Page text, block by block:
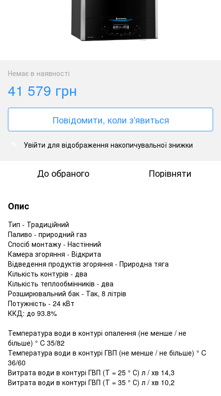
Немає в наявності
41 579 грн
Повідомити, коли з'явиться
Увійти для відображення накопичувальної знижки
До обраного Порівняти
Опис
Тип - Традиційний
Паливо - природний газ
Спосіб монтажу - Настінний
Камера згоряння - Відкрита
Відведення продуктів згоряння - Природна тяга
Кількість контурів - два
Кількість теплообмінників - два
Розширювальний бак - Так, 8 літрів
Потужність - 24 кВт
ККД: до 93.8%
Температура води в контурі опалення (не менше / не
більше) ° C 35/82
Температура води в контурі ГВП (не менше / не більше) ° C
36/60
Витрата води в контурі ГВП (Т = 25 ° С) л / хв 14,3
Витрата води в контурі ГВП (Т = 35 ° С) л / хв 10,2